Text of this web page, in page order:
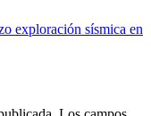
exploración sísmica en